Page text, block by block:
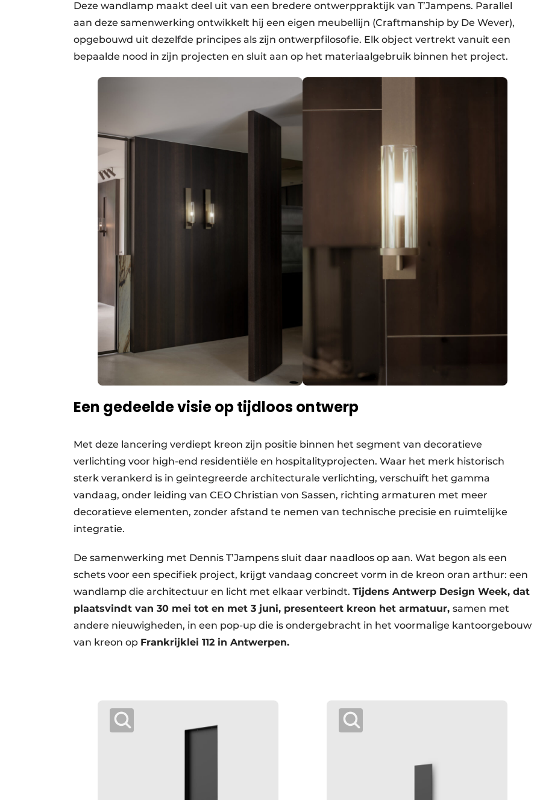
Deze wandlamp maakt deel uit van een bredere ontwerppraktijk van T’Jampens. Parallel
aan deze samenwerking ontwikkelt hij een eigen meubellijn (Craftmanship by De Wever),
opgebouwd uit dezelfde principes als zijn ontwerpfilosofie. Elk object vertrekt vanuit een
bepaalde nood in zijn projecten en sluit aan op het materiaalgebruik binnen het project.
Een gedeelde visie op tijdloos ontwerp
Met deze lancering verdiept kreon zijn positie binnen het segment van decoratieve
verlichting voor high-end residentiële en hospitalityprojecten. Waar het merk historisch
sterk verankerd is in geïntegreerde architecturale verlichting, verschuift het gamma
vandaag, onder leiding van CEO Christian von Sassen, richting armaturen met meer
decoratieve elementen, zonder afstand te nemen van technische precisie en ruimtelijke
integratie.
De samenwerking met Dennis T’Jampens sluit daar naadloos op aan. Wat begon als een
schets voor een specifiek project, krijgt vandaag concreet vorm in de kreon oran arthur: een
wandlamp die architectuur en licht met elkaar verbindt. Tijdens Antwerp Design Week, dat
plaatsvindt van 30 mei tot en met 3 juni, presenteert kreon het armatuur, samen met
andere nieuwigheden, in een pop-up die is ondergebracht in het voormalige kantoorgebouw
van kreon op Frankrijklei 112 in Antwerpen.